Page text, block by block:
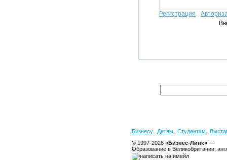
Регистрация
Бизнесу Детям Студентам
© 1997-2026 «Бизнес-Линк» —
Образование в Великобритании,